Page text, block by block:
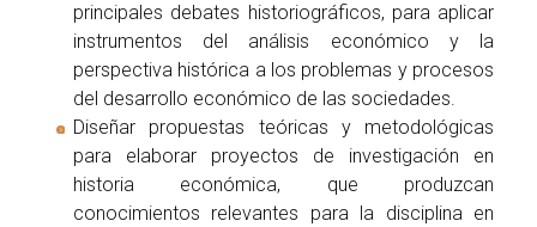
principales debates historiográficos, para aplicar
instrumentos del análisis económico y la
perspectiva histórica a los problemas y procesos
del desarrollo económico de las sociedades.
Diseñar propuestas teóricas y metodológicas
para elaborar proyectos de investigación en
historia económica, que produzcan
conocimientos relevantes para la disciplina en